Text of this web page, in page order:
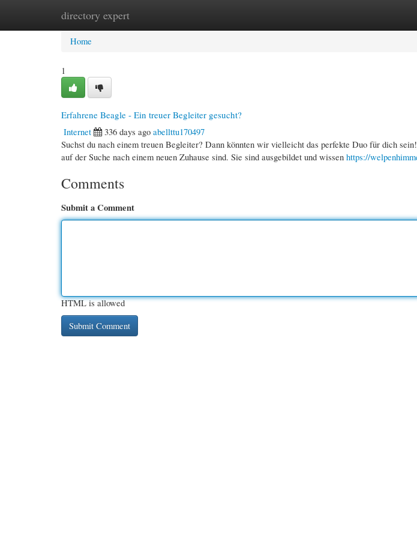
directory expert
Home New Site Listings
Home
1
Erfahrene Beagle - Ein treuer Begleiter gesucht?
Internet
336 days ago abellttu170497
Suchst du nach einem treuen Begleiter? Dann könnten wir vielleicht das perfekte Duo für dich
auf der Suche nach einem neuen Zuhause sind. Sie sind ausgebildet und wissen https://
Comments
Submit a Comment
HTML is allowed